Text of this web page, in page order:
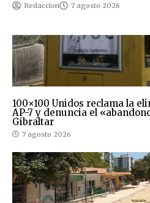
Redaccion 7 agosto 2026
100×100 Unidos reclama la
AP-7 y denuncia el
Gibraltar
7 agosto 2026